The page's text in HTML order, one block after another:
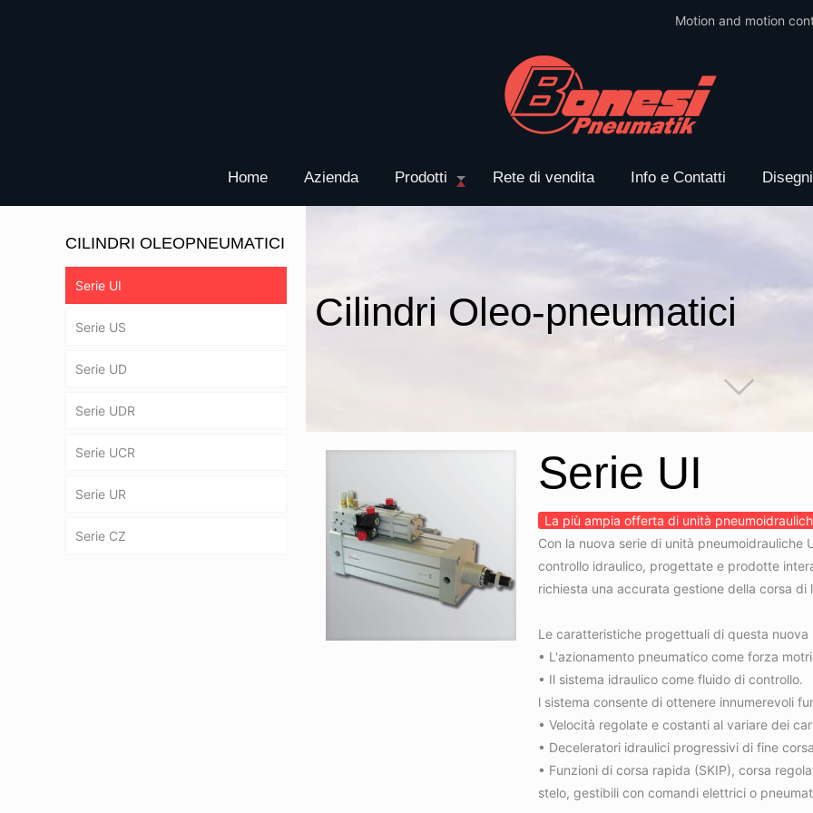
Motion and motion
Home Azienda Prodotti Rete di vendita Info e Contatti
Cilindri Oleo-pneumatici
Serie UI
La più ampia offerta di unità
Con la nuova serie di unità pneumoidrauliche
controllo idraulico, progettate e prodotte
richiesta una accurata gestione della corsa di
Le caratteristiche progettuali di questa
• L'azionamento pneumatico come forza
• Il sistema idraulico come fluido di controllo.
l sistema consente di ottenere innumerevoli
• Velocità regolate e costanti al variare dei
• Deceleratori idraulici progressivi di fine
• Funzioni di corsa rapida (SKIP), corsa
stelo, gestibili con comandi elettrici o
CILINDRI OLEOPNEUMATICI
Serie UI
Serie US
Serie UD
Serie UDR
Serie UCR
Serie UR
Serie CZ